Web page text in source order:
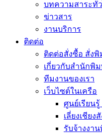
บทความสาระทั่
ข่าวสาร
งานบริการ
ติดต่อ
ติดต่อสั่งซื้อ สั่งพิ
เกี่ยวกับสำนักพิ
ทีมงานของเรา
เว็บไซต์ในเครือ
ศูนย์เรียน
เลี่ยงเชีย
รับจ้างงา